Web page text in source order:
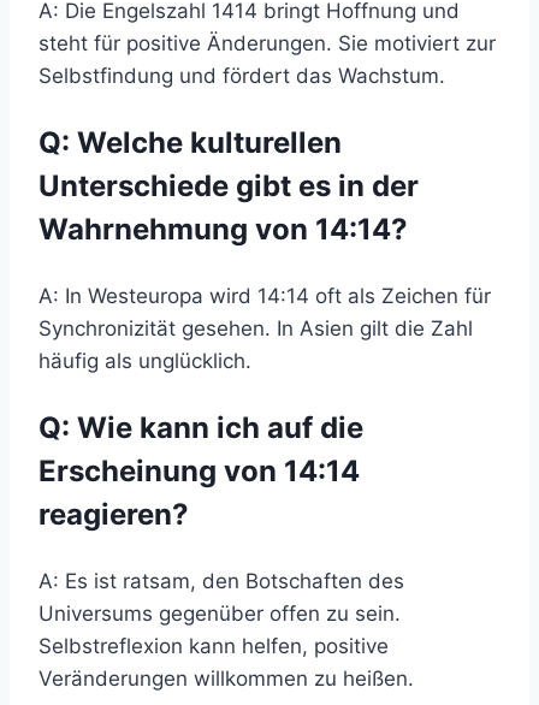
A: Die Engelszahl 1414 bringt Hoffnung und
steht für positive Änderungen. Sie motiviert zur
Selbstfindung und fördert das Wachstum.
Q: Welche kulturellen
Unterschiede gibt es in der
Wahrnehmung von 14:14?
A: In Westeuropa wird 14:14 oft als Zeichen für
Synchronizität gesehen. In Asien gilt die Zahl
häufig als unglücklich.
Q: Wie kann ich auf die
Erscheinung von 14:14
reagieren?
A: Es ist ratsam, den Botschaften des
Universums gegenüber offen zu sein.
Selbstreflexion kann helfen, positive
Veränderungen willkommen zu heißen.